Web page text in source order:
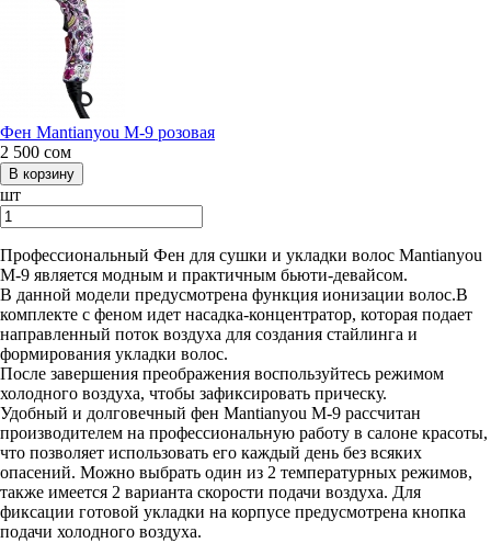
Фен Mantianyou М-9 розовая
2 500 сом
шт
Профессиональный Фен для сушки и укладки волос Mantianyou
М-9 является модным и практичным бьюти-девайсом.
В данной модели предусмотрена функция ионизации волос.В
комплекте с феном идет насадка-концентратор, которая подает
направленный поток воздуха для создания стайлинга и
формирования укладки волос.
После завершения преображения воспользуйтесь режимом
холодного воздуха, чтобы зафиксировать прическу.
Удобный и долговечный фен Mantianyou M-9 рассчитан
производителем на профессиональную работу в салоне красоты,
что позволяет использовать его каждый день без всяких
опасений. Можно выбрать один из 2 температурных режимов,
также имеется 2 варианта скорости подачи воздуха. Для
фиксации готовой укладки на корпусе предусмотрена кнопка
подачи холодного воздуха.